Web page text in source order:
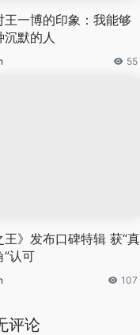
王一博的印象：我能够
默的人
55
王》发布口碑特辑 获“真
”认可
107
评论